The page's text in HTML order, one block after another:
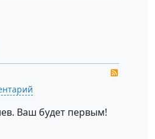
Ваш будет первым!